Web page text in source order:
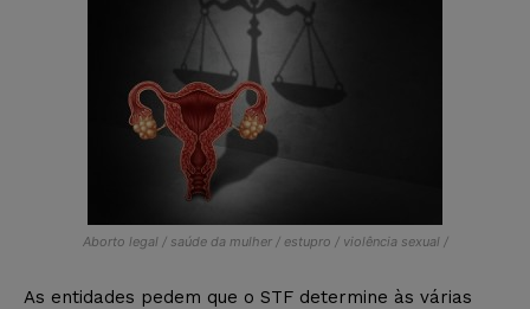
Aborto legal / saúde da mulher / estupro / violência sexual /
As entidades pedem que o STF determine às várias